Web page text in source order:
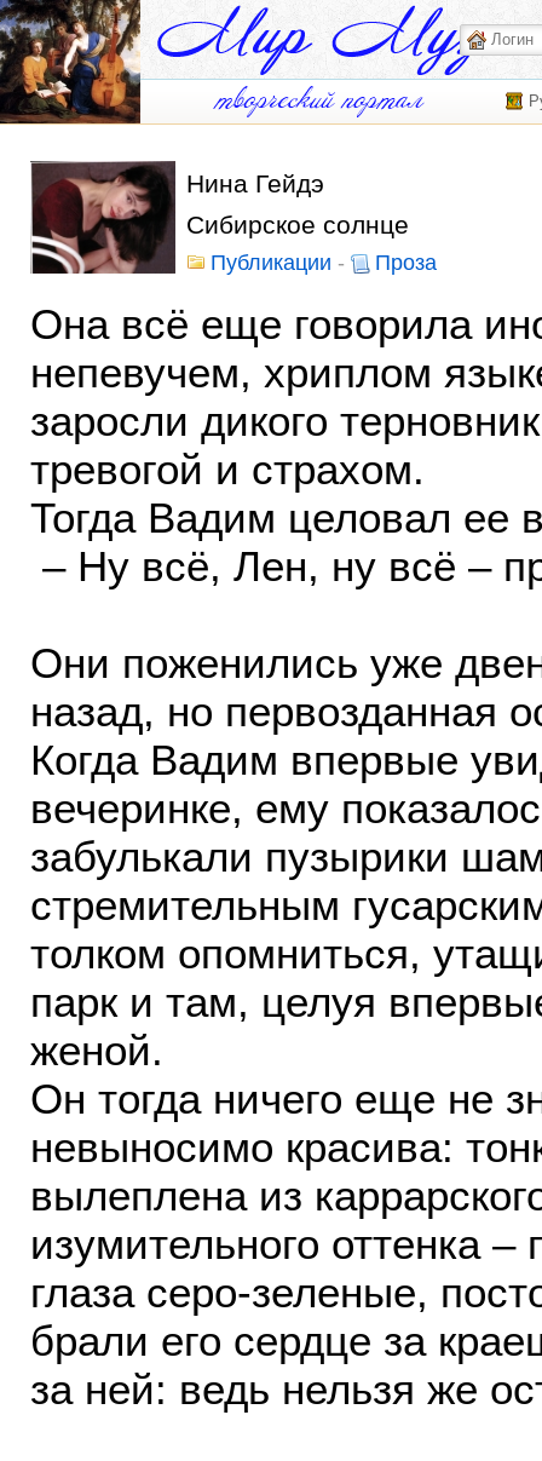
Нина Гейдэ
Сибирское солнце
Публикации - Проза
Она всё еще говорила
непевучем, хриплом
заросли дикого
тревогой и страхом.
Тогда Вадим целовал ее
– Ну всё, Лен, ну всё –
Они поженились уже
назад, но первозданная
Когда Вадим впервые
вечеринке, ему
забулькали пузырики
стремительным
толком опомниться,
парк и там, целуя
женой.
Он тогда ничего еще не
невыносимо красива:
вылеплена из
изумительного оттенка
глаза серо-зеленые,
брали его сердце за
за ней: ведь нельзя же